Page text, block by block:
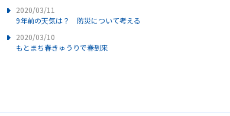
2020/03/11
9年前の天気は？ 防災について考える
2020/03/10
もとまち春きゅうりで春到来